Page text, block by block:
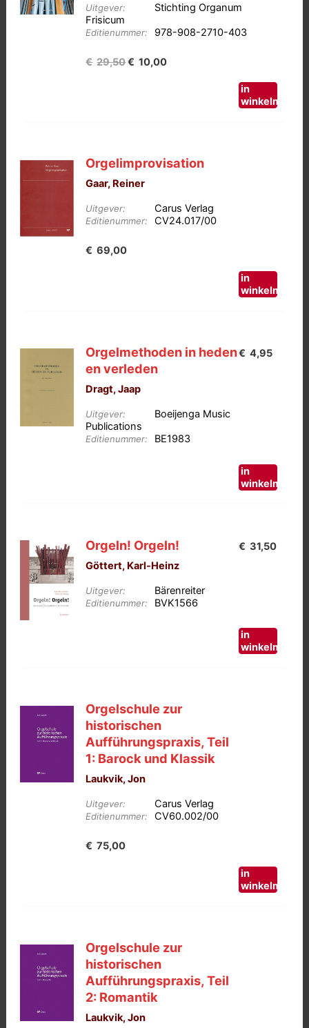
Uitgever:
Stichting Organum
Frisicum
Editienummer: 978-908-2710-403
€ 29,50Oorspronkelijke
€ 10,00Huidige
in
winkelmand
Orgelimprovisation
Gaar, Reiner
Uitgever: Carus Verlag
Editienummer: CV24.017/00
€ 69,00
in
winkelmand
Orgelmethoden in heden
en verleden
Dragt, Jaap
Uitgever:
Boeijenga Music
Publications
Editienummer: BE1983
€ 4,95
in
winkelmand
Orgeln! Orgeln!
Göttert, Karl-Heinz
Uitgever: Bärenreiter
Editienummer: BVK1566
€ 31,50
in
winkelmand
Orgelschule zur
historischen
Aufführungspraxis, Teil
1: Barock und Klassik
Laukvik, Jon
Uitgever: Carus Verlag
Editienummer: CV60.002/00
€ 75,00
in
winkelmand
Orgelschule zur
historischen
Aufführungspraxis, Teil
2: Romantik
Laukvik, Jon